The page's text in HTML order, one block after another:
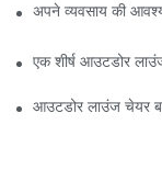
अपने व्यवसाय की
एक शीर्ष आउटडोर
आउटडोर लाउंज चेयर